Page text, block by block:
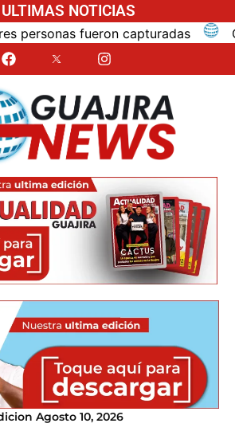
ULTIMAS NOTICIAS
capturadas Cámaras de
Agosto 10, 2026